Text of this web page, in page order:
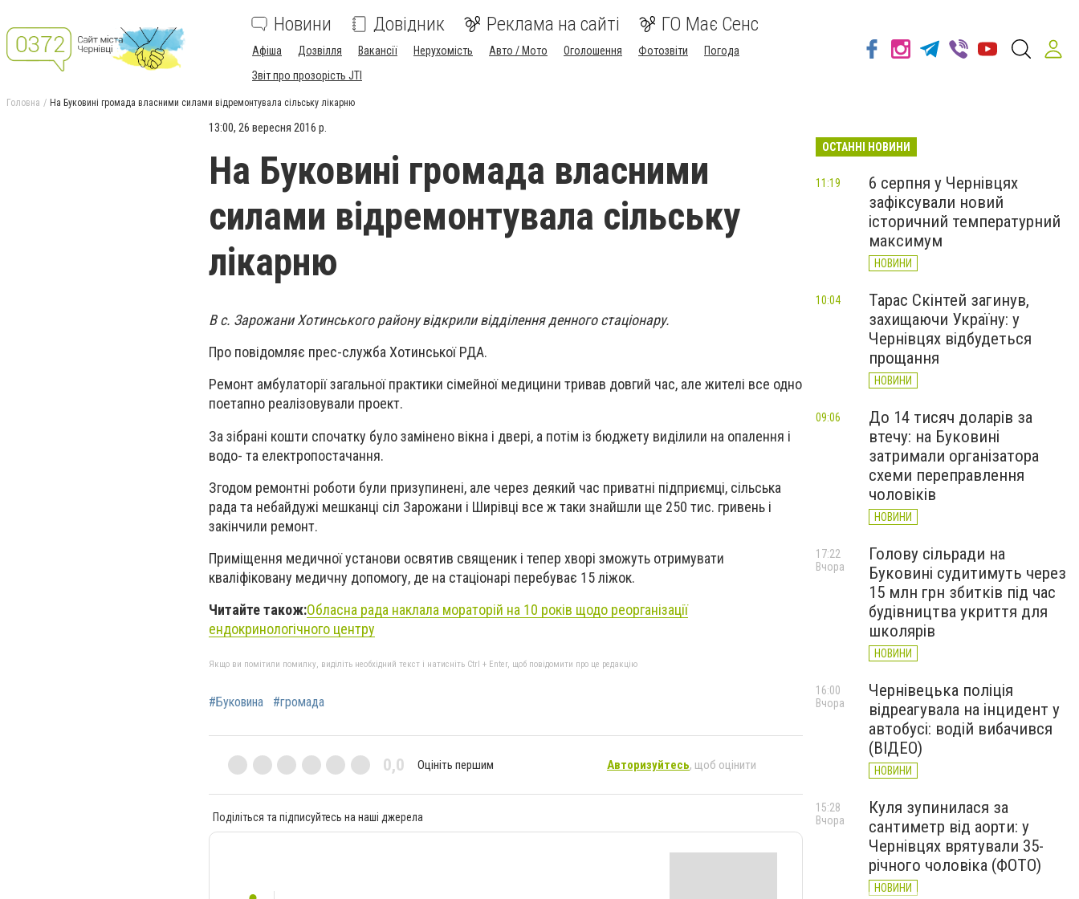
Новини Довідник Реклама на сайті ГО Має Сенс
Афіша Дозвілля Вакансії Нерухомість Авто / Мото Оголошення Фотозвіти
Погода
Звіт про прозорість JTI
Головна На Буковині громада власними силами відремонтувала сільську лікарню
13:00, 26 вересня 2016 р.
На Буковині громада власними
силами відремонтувала сільську
лікарню
В с. Зарожани Хотинського району відкрили відділення денного стаціонару.
Про повідомляє прес-служба Хотинської РДА.
Ремонт амбулаторії загальної практики сімейної медицини тривав довгий час, але жителі все одно
поетапно реалізовували проект.
За зібрані кошти спочатку було замінено вікна і двері, а потім із бюджету виділили на опалення і
водо- та електропостачання.
Згодом ремонтні роботи були призупинені, але через деякий час приватні підприємці, сільська
рада та небайдужі мешканці сіл Зарожани і Ширівці все ж таки знайшли ще 250 тис. гривень і
закінчили ремонт.
Приміщення медичної установи освятив священик і тепер хворі зможуть отримувати
кваліфіковану медичну допомогу, де на стаціонарі перебуває 15 ліжок.
Читайте також:Обласна рада наклала мораторій на 10 років щодо реорганізації
ендокринологічного центру
Якщо ви помітили помилку, виділіть необхідний текст і натисніть Ctrl + Enter, щоб повідомити про це редакцію
#Буковина #громада
0,0 Оцініть першим Авторизуйтесь, щоб оцінити
Поділіться та підписуйтесь на наші джерела
ОСТАННІ НОВИНИ
6 серпня у Чернівцях
зафіксували новий
історичний температурний
максимум
НОВИНИ
11:19
Тарас Скінтей загинув,
захищаючи Україну: у
Чернівцях відбудеться
прощання
НОВИНИ
10:04
До 14 тисяч доларів за
втечу: на Буковині
затримали організатора
схеми переправлення
чоловіків
НОВИНИ
09:06
Голову сільради на
Буковині судитимуть через
15 млн грн збитків під час
будівництва укриття для
школярів
НОВИНИ
17:22
Вчора
Чернівецька поліція
відреагувала на інцидент у
автобусі: водій вибачився
(ВІДЕО)
НОВИНИ
16:00
Вчора
Куля зупинилася за
сантиметр від аорти: у
Чернівцях врятували 35-
річного чоловіка (ФОТО)
НОВИНИ
15:28
Вчора